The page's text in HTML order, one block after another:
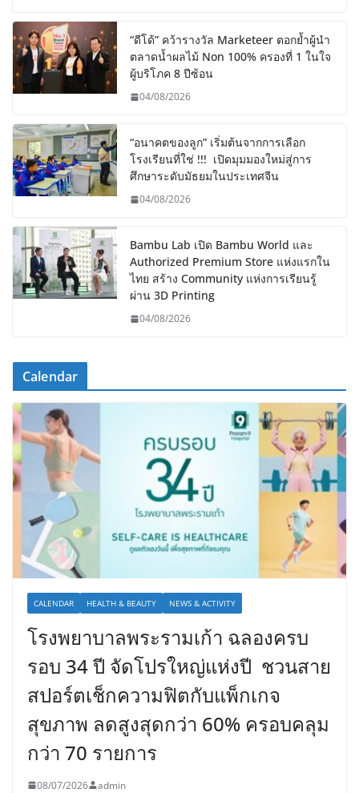
“ดีโด้” คว้ารางวัล Marketeer ตอกย้ำผู้นำ
ตลาดน้ำผลไม้ Non 100% ครองที่ 1 ในใจ
ผู้บริโภค 8 ปีซ้อน
04/08/2026
“อนาคตของลูก” เริ่มต้นจากการเลือก
โรงเรียนที่ใช่ !!! เปิดมุมมองใหม่สู่การ
ศึกษาระดับมัธยมในประเทศจีน
04/08/2026
Bambu Lab เปิด Bambu World และ
Authorized Premium Store แห่งแรกใน
ไทย สร้าง Community แห่งการเรียนรู้
ผ่าน 3D Printing
04/08/2026
Calendar
CALENDAR HEALTH & BEAUTY NEWS & ACTIVITY
โรงพยาบาลพระรามเก้า ฉลองครบ
รอบ 34 ปี จัดโปรใหญ่แห่งปี ชวนสาย
สปอร์ตเช็กความฟิตกับแพ็กเกจ
สุขภาพ ลดสูงสุดกว่า 60% ครอบคลุม
กว่า 70 รายการ
08/07/2026 admin